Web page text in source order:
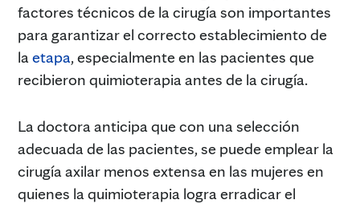
factores técnicos de la cirugía son importantes
para garantizar el correcto establecimiento de
la etapa, especialmente en las pacientes que
recibieron quimioterapia antes de la cirugía.
La doctora anticipa que con una selección
adecuada de las pacientes, se puede emplear la
cirugía axilar menos extensa en las mujeres en
quienes la quimioterapia logra erradicar el